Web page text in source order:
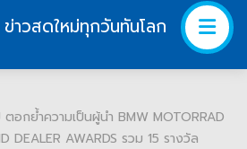
าวสดใหม่ทุกวันทันโลก
อกย้ำความเป็นผู้นำ BMW MOTORRAD
DEALER AWARDS รวม 15 รางวัล